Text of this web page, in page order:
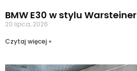
BMW E30 w stylu Warsteiner
20 lipca, 2026
Czytaj więcej »